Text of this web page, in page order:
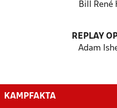
Bill René
REPLAY
Adam
KAMPFAKTA